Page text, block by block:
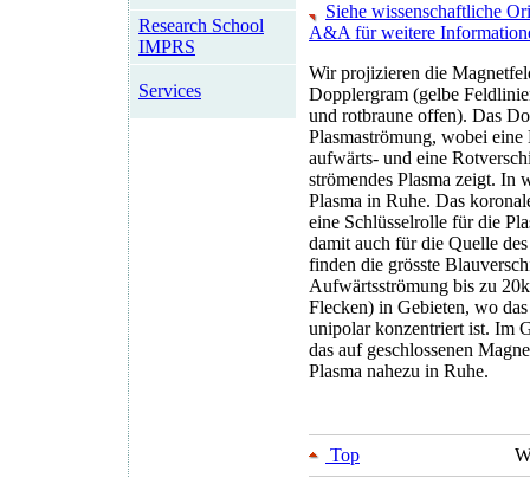
Research School
IMPRS
Services
Siehe wissenschaftliche
A&A für weitere
Wir projizieren die
Dopplergram (gelbe
und rotbraune offen). Das
Plasmaströmung, wobei
aufwärts- und eine
strömendes Plasma zeigt. In
Plasma in Ruhe. Das
eine Schlüsselrolle für die
damit auch für die Quelle
finden die grösste
Aufwärtsströmung bis zu
Flecken) in Gebieten, wo
unipolar konzentriert ist. Im
das auf geschlossenen
Plasma nahezu in Ruhe.
Top